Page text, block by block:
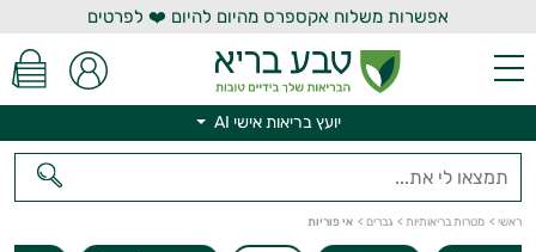
אפשרות משלוח אקספרס מהיום להיום ❤️ לפרטים
יועץ בריאות אישי AI
ראשי > מטרות בריאותיות > גברים > אי פוריות